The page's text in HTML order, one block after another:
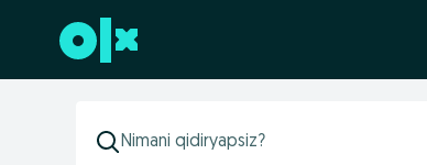
Futerga oʻtish